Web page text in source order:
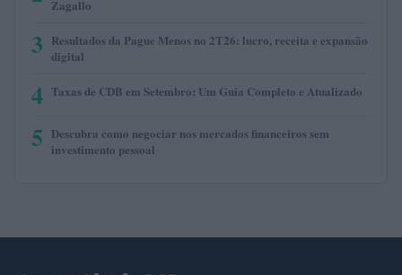
Zagallo
3 Resultados da Pague Menos no 2T26: lucro, receita e expansão
digital
4 Taxas de CDB em Setembro: Um Guia Completo e Atualizado
5 Descubra como negociar nos mercados financeiros sem
investimento pessoal